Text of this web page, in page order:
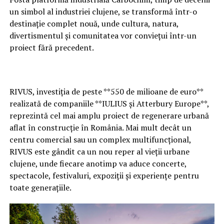
Promisiunea unei noi amenajări
peisagistice
După finalizarea lucrărilor de restaurare, zona din jurul
Iancu, astfel încât spațiul verde să fie refăcut într-o
nouă configurație.
Clujenii, împărțiți în privința deciziei
Anunțul privind tăierea arborilor a provocat numeroase
reacții în spațiul public. O parte dintre clujeni consideră
că intervenția este justificată dacă protejează
monumentul istoric, însă alții avertizează că orașul
maturi din centrul municipiului.
un simbol al industriei clujene, se transformă într-o
destinație complet nouă, unde cultura, natura,
divertismentul și comunitatea vor conviețui într-un
proiect fără precedent.
RIVUS, investiția de peste **550 de milioane de euro**
realizată de companiile **IULIUS și Atterbury Europe**,
reprezintă cel mai amplu proiect de regenerare urbană
aflat în construcție în România. Mai mult decât un
centru comercial sau un complex multifuncțional,
RIVUS este gândit ca un nou reper al vieții urbane
clujene, unde fiecare anotimp va aduce concerte,
spectacole, festivaluri, expoziții și experiențe pentru
toate generațiile.